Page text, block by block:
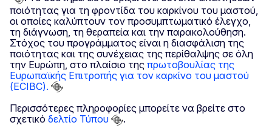
ποιότητας για τη φροντίδα του καρκίνου του μαστού,
οι οποίες καλύπτουν τον προσυμπτωματικό έλεγχο,
τη διάγνωση, τη θεραπεία και την παρακολούθηση.
Στόχος του προγράμματος είναι η διασφάλιση της
ποιότητας και της συνέχειας της περίθαλψης σε όλη
την Ευρώπη, στο πλαίσιο της πρωτοβουλίας της
Ευρωπαϊκής Επιτροπής για τον καρκίνο του μαστού
(ECIBC).
Περισσότερες πληροφορίες μπορείτε να βρείτε στο
σχετικό δελτίο Τύπου
.